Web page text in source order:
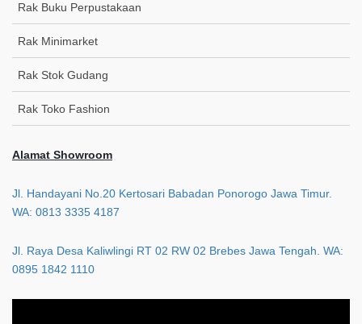
Rak Buku Perpustakaan
Rak Minimarket
Rak Stok Gudang
Rak Toko Fashion
Alamat Showroom
Jl. Handayani No.20 Kertosari Babadan Ponorogo Jawa Timur.
WA: 0813 3335 4187
Jl. Raya Desa Kaliwlingi RT 02 RW 02 Brebes Jawa Tengah. WA:
0895 1842 1110